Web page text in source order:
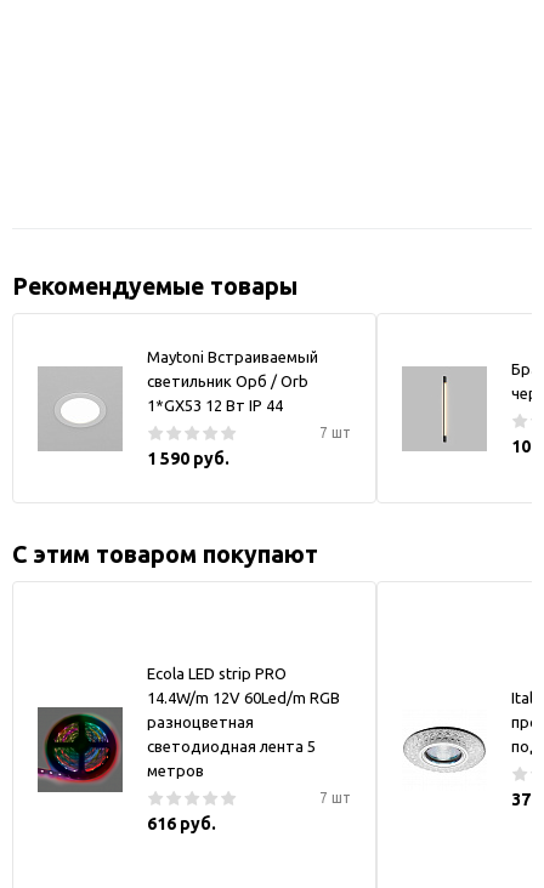
Рекомендуемые товары
Maytoni Встраиваемый
светильник Орб / Orb
1*GX53 12 Вт IP 44
7 шт
1 590 руб.
Бра
10
С этим товаром покупают
Ecola LED strip PRO
14.4W/m 12V 60Led/m RGB
разноцветная
светодиодная лента 5
метров
7 шт
616 руб.